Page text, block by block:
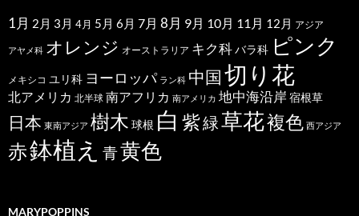
1月 2月 3月 4月 5月 6月 7月 8月 9月 10月 11月 12月 アジア
アヤメ科 オレンジ オーストラリア キク科バラ科 ピンク
メキシコ ユリ科 ヨーロッパ ラン科 中国切り花
北アメリカ 北半球 南アフリカ 南アメリカ 地中海沿岸 宿根草
日本 東南アジア 樹木 球根 白 紫緑草花複色 西アジア
赤鉢植え 青黄色
MARYPOPPINS